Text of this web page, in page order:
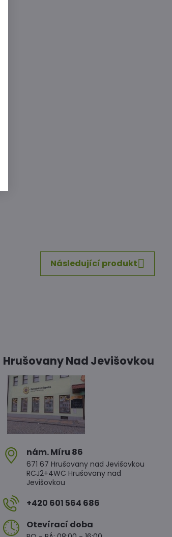
Následující produkt
Hrušovany Nad Jevišovkou
nám​. Míru 86
671 67 Hrušovany nad Jevišovkou
RCJ2+4WC Hrušovany nad
Jevišovkou
+420 601 564 686
Otevírací doba